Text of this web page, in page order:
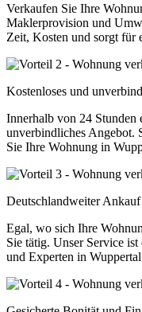
Verkaufen Sie Ihre
Maklerprovision und
Zeit, Kosten und sorgt für
Kostenloses und
Innerhalb von 24 Stunden
unverbindliches Angebot.
Sie Ihre Wohnung in
Deutschlandweiter
Egal, wo sich Ihre
Sie tätig. Unser Service
und Experten in